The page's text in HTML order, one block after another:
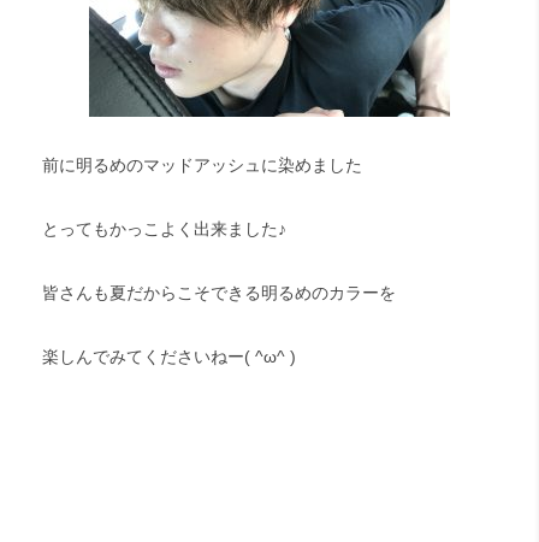
前に明るめのマッドアッシュに染めました
とってもかっこよく出来ました♪
皆さんも夏だからこそできる明るめのカラーを
楽しんでみてくださいねー( ^ω^ )